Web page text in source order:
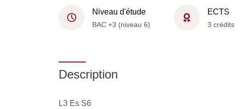
Niveau d'étude
BAC +3 (niveau 6)
ECTS
3 crédits
Description
L3 Es S6